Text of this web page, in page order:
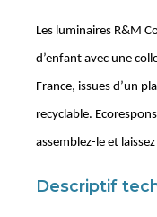
Les luminaires R&M
d’enfant avec une
France, issues d’un
recyclable.
assemblez-le et
Descriptif